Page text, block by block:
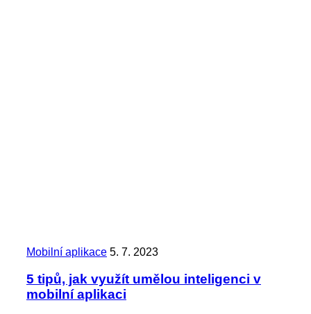
Mobilní aplikace 5. 7. 2023
5 tipů, jak využít umělou inteligenci v
mobilní aplikaci